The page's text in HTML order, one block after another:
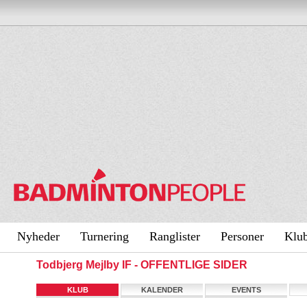
Nyheder Turnering Ranglister Personer
Todbjerg Mejlby IF - OFFENTLIGE SIDER
KLUB KALENDER
EVENTS